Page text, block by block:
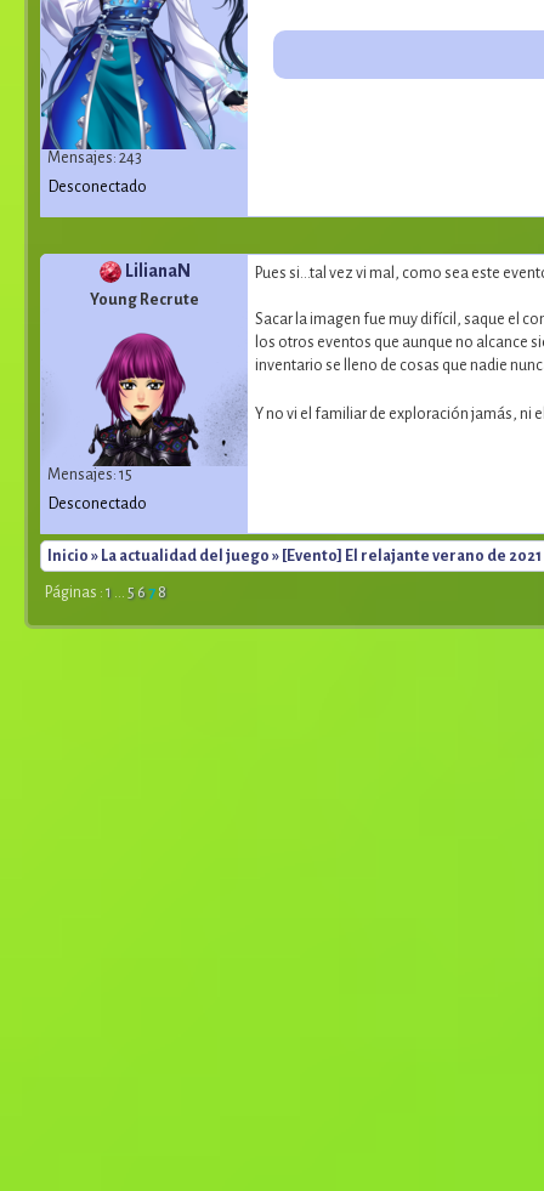
Mensajes: 243
Desconectado
LilianaN
Young Recrute
Mensajes: 15
Pues si...tal vez vi mal, como sea este
Sacar la imagen fue muy difícil, saque el
los otros eventos que aunque no alcance
inventario se lleno de cosas que nadie
Y no vi el familiar de exploración jamás, ni
Desconectado
Inicio » La actualidad del juego » [Evento] El relajante verano de 2021
Páginas : 1 ... 5 67 8